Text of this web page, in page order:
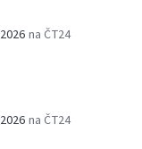
na ČT24
na ČT24